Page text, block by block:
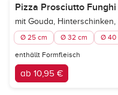
Pizza Prosciutto Funghi
mit Gouda,
Ø 25 cm Ø 32 cm Ø 40
enthällt Formfleisch
ab 10,95 €